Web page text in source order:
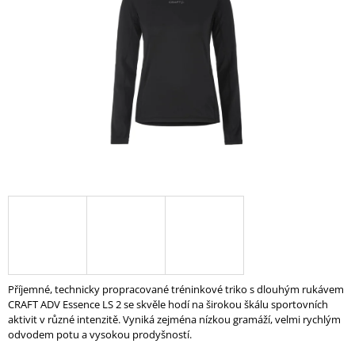
Příjemné, technicky propracované tréninkové triko s dlouhým rukávem
CRAFT ADV Essence LS 2 se skvěle hodí na širokou škálu sportovních
aktivit v různé intenzitě. Vyniká zejména nízkou gramáží, velmi rychlým
odvodem potu a vysokou prodyšností.
P
O
R
U
Č